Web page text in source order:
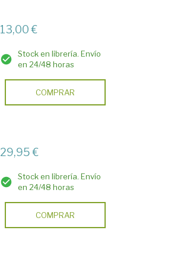
13,00 €
Stock en librería. Envío
en 24/48 horas
COMPRAR
29,95 €
Stock en librería. Envío
en 24/48 horas
COMPRAR